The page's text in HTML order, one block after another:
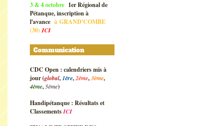
3 & 4 octobre 1er Régional de
Pétanque, inscription à
l'avance à GRAND'COMBE
(30) ICI
Communication
CDC Open : calendriers mis à
jour (global,1ère,2ème,3ème,
4ème,5ème)
Handipétanque : Résultats et
ClassementsICI